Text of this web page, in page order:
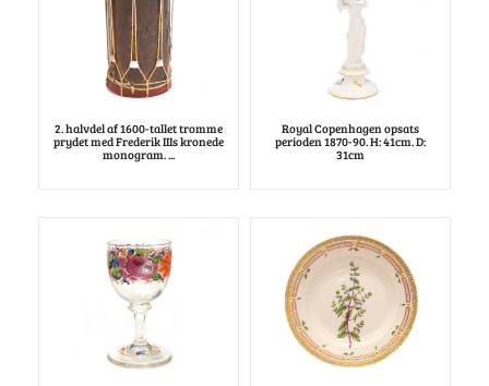
2. halvdel af 1600-tallet tromme
prydet med Frederik IIIs kronede
monogram. ...
Royal Copenhagen opsats
perioden 1870-90. H: 41cm. D:
31cm